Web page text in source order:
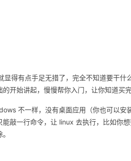
得有点手足无措了，完全不知道要干什
开始讲起，慢慢帮你入门，让你知道买
不一样，没有桌面应用（你也可以
敲一行命令，让 linux 去执行，比如你